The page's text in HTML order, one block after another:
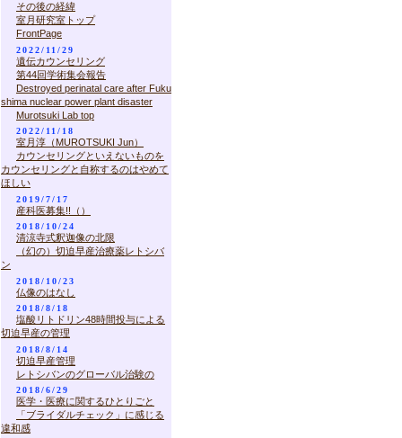
その後の経緯
室月研究室トップ
FrontPage
2022/11/29
遺伝カウンセリング
第44回学術集会報告
Destroyed perinatal care after Fuku
shima nuclear power plant disaster
Murotsuki Lab top
2022/11/18
室月淳（MUROTSUKI Jun）
カウンセリングといえないものを
カウンセリングと自称するのはやめて
ほしい
2019/7/17
産科医募集!!（）
2018/10/24
清涼寺式釈迦像の北限
（幻の）切迫早産治療薬レトシバ
ン
2018/10/23
仏像のはなし
2018/8/18
塩酸リトドリン48時間投与による
切迫早産の管理
2018/8/14
切迫早産管理
レトシバンのグローバル治験の
2018/6/29
医学・医療に関するひとりごと
「ブライダルチェック」に感じる
違和感